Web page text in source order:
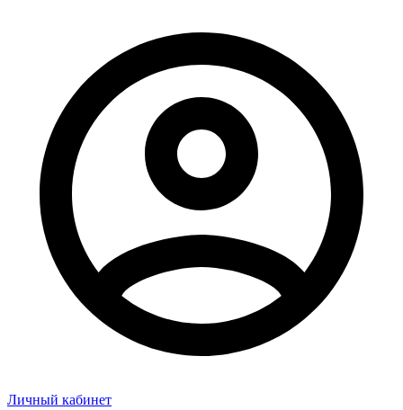
Личный кабинет